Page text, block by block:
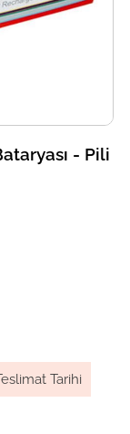
- Pili
Tarihi